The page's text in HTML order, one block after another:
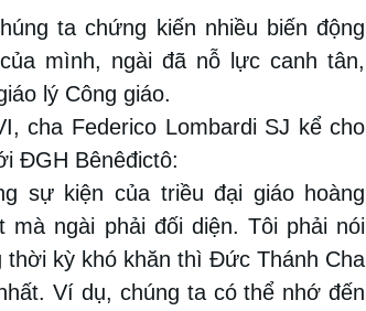
ta chứng kiến nhiều biến động
mình, ngài đã nỗ lực canh tân,
lý Công giáo.
cha Federico Lombardi SJ kể cho
ĐGH Bênêđictô:
sự kiện của triều đại giáo hoàng
ngài phải đối diện. Tôi phải nói
kỳ khó khăn thì Đức Thánh Cha
Ví dụ, chúng ta có thể nhớ đến